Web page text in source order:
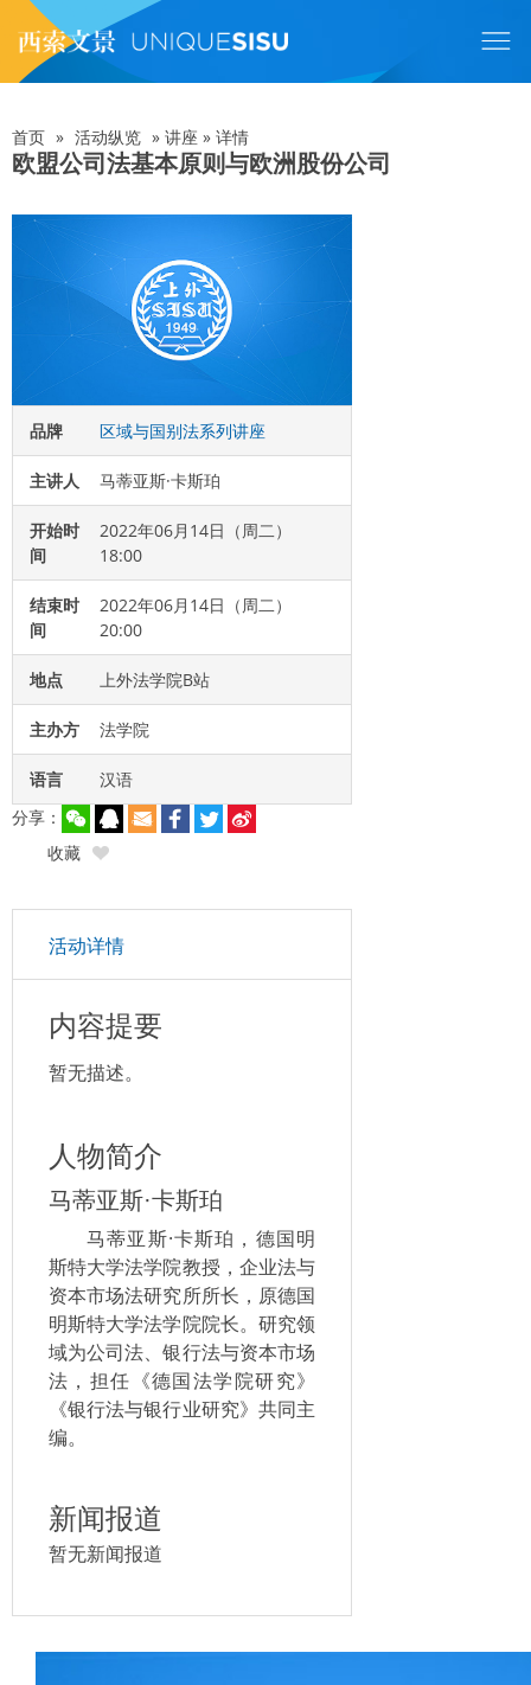
主
内
容面
包
首页 » 活动纵览 » 讲座 » 详情
欧盟公司法基本原则与欧洲股份公司
品牌 区域与国别法系列讲座
主讲人 马蒂亚斯·卡斯珀
开始时
间
2022年06月14日（周二）
18:00
结束时
间
2022年06月14日（周二）
20:00
地点 上外法学院B站
主办方 法学院
语言
汉语
分享：
收藏
活动详情
内容提要
暂无描述。
人物简介
马蒂亚斯·卡斯珀
马蒂亚斯·卡斯珀，德国明
斯特大学法学院教授，企业法与
资本市场法研究所所长，原德国
明斯特大学法学院院长。研究领
域为公司法、银行法与资本市场
法，担任《德国法学院研究》
《银行法与银行业研究》共同主
编。
新闻报道
暂无新闻报道